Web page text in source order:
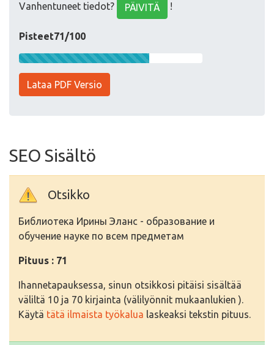
Vanhentuneet tiedot? PÄIVITÄ !
Pisteet71/100
Lataa PDF Versio
SEO Sisältö
Otsikko
Библиотека Ирины Эланс - образование и
обучение науке по всем предметам
Pituus : 71
Ihannetapauksessa, sinun otsikkosi pitäisi sisältää
väliltä 10 ja 70 kirjainta (välilyönnit mukaanlukien ).
Käytä tätä ilmaista työkalua laskeaksi tekstin pituus.